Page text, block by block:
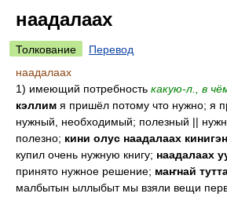
наадалаах
Толкование
Перевод
наадалаах
1) имеющий потребность какую-л., в
кэллим я пришёл потому что нужно; я
нужный, необходимый; полезный ||
полезно; кини олус наадалаах
купил очень нужную книгу; наадалаах
принято нужное решение; маҥнай
малбытын ыллыбыт мы взяли вещи